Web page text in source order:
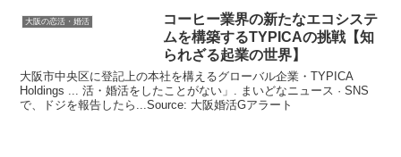
大阪の恋活・婚活
コーヒー業界の新たなエコシステ
ムを構築するTYPICAの挑戦【知
られざる起業の世界】
大阪市中央区に登記上の本社を構えるグローバル企業・TYPICA
Holdings ... 活・婚活をしたことがない」. まいどなニュース · SNS
で、ドジを報告したら...Source: 大阪婚活Gアラート